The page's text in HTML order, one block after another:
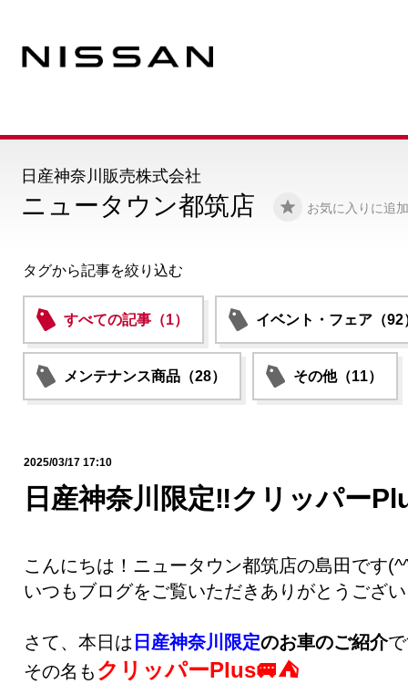
ニュータウン都筑店 お気に入りに追加
日産神奈川販売株式会社
タグから記事を絞り込む
すべての記事（1） イベント・フェア（92
メンテナンス商品（28） その他（11）
2025/03/17 17:10
日産神奈川限定‼️クリッパー
こんにちは！ニュータウン都筑店の島田です
いつもブログをご覧いただきありがとうござ
さて、本日は 日産神奈川限定のお車のご紹介
その名も クリッパーPlus🚐⛺️